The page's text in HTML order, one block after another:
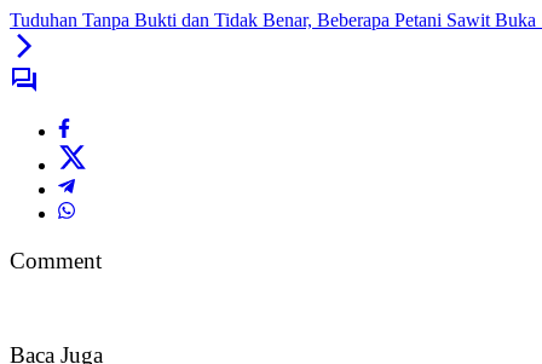
Tuduhan Tanpa Bukti dan Tidak Benar, Beberapa Petani Sawit Buka
Comment
Baca Juga